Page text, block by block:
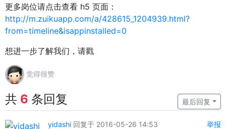
更多岗位请点击查看 h5 页面：
http://m.zuikuapp.com/a/428615_1204939.html?
from=timeline&isappinstalled=0
想进一步了解我们，请戳
觉得很赞
共 6 条回复 最后回复
yidashi 回复于 2016-05-26 14:53 举报